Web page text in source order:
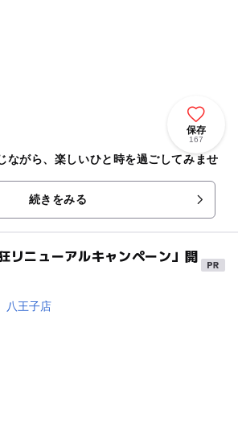
保存
167
ながら、楽しいひと時を過ごしてみませ
続きをみる
リニューアルキャンペーン」開